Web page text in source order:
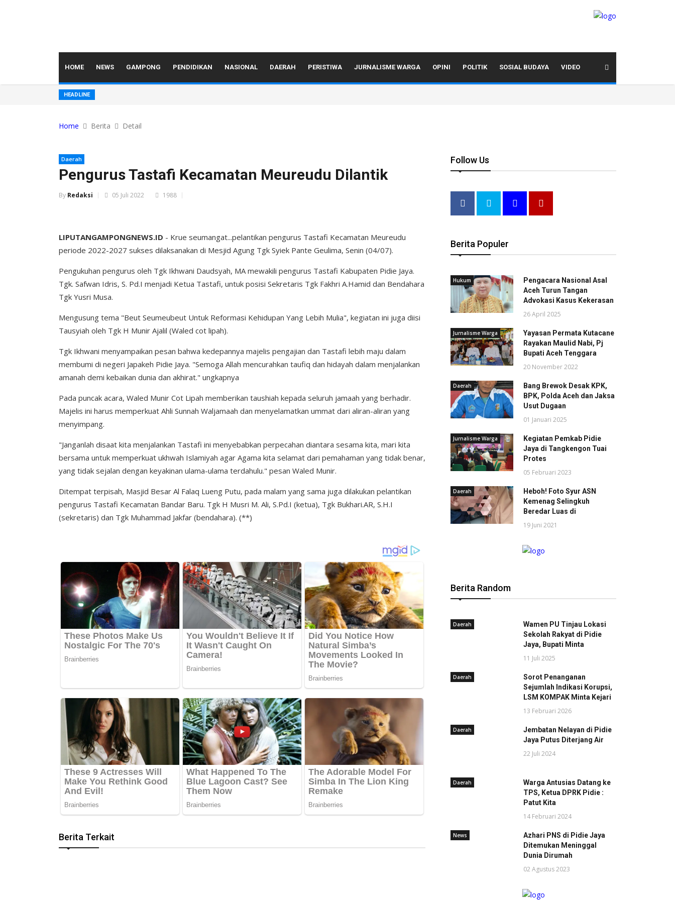
HOME NEWS GAMPONG PENDIDIKAN NASIONAL DAERAH PERISTIWA JURNALISME WARGA OPINI POLITIK SOSIAL BUDAYA VIDEO
HEADLINE
Home Berita Detail
Daerah
Pengurus Tastafi Kecamatan Meureudu Dilantik
By Redaksi 05 Juli 2022 1988
LIPUTANGAMPONGNEWS.ID - Krue seumangat...pelantikan pengurus Tastafi Kecamatan Meureudu
periode 2022-2027 sukses dilaksanakan di Mesjid Agung Tgk Syiek Pante Geulima, Senin (04/07).
Pengukuhan pengurus oleh Tgk Ikhwani Daudsyah, MA mewakili pengurus Tastafi Kabupaten Pidie Jaya.
Tgk. Safwan Idris, S. Pd.I menjadi Ketua Tastafi, untuk posisi Sekretaris Tgk Fakhri A.Hamid dan Bendahara
Tgk Yusri Musa.
Mengusung tema "Beut Seumeubeut Untuk Reformasi Kehidupan Yang Lebih Mulia", kegiatan ini juga diisi
Tausyiah oleh Tgk H Munir Ajalil (Waled cot lipah).
Tgk Ikhwani menyampaikan pesan bahwa kedepannya majelis pengajian dan Tastafi lebih maju dalam
membumi di negeri Japakeh Pidie Jaya. "Semoga Allah mencurahkan taufiq dan hidayah dalam menjalankan
amanah demi kebaikan dunia dan akhirat." ungkapnya
Pada puncak acara, Waled Munir Cot Lipah memberikan taushiah kepada seluruh jamaah yang berhadir.
Majelis ini harus memperkuat Ahli Sunnah Waljamaah dan menyelamatkan ummat dari aliran-aliran yang
menyimpang.
"Janganlah disaat kita menjalankan Tastafi ini menyebabkan perpecahan diantara sesama kita, mari kita
bersama untuk memperkuat ukhwah Islamiyah agar Agama kita selamat dari pemahaman yang tidak benar,
yang tidak sejalan dengan keyakinan ulama-ulama terdahulu." pesan Waled Munir.
Ditempat terpisah, Masjid Besar Al Falaq Lueng Putu, pada malam yang sama juga dilakukan pelantikan
pengurus Tastafi Kecamatan Bandar Baru. Tgk H Musri M. Ali, S.Pd.I (ketua), Tgk Bukhari.AR, S.H.I
(sekretaris) dan Tgk Muhammad Jakfar (bendahara). (**)
Berita Terkait
Follow Us
Berita Populer
Hukum
Pengacara Nasional Asal
Aceh Turun Tangan
Advokasi Kasus Kekerasan
26 April 2025
Jurnalisme Warga
Yayasan Permata Kutacane
Rayakan Maulid Nabi, Pj
Bupati Aceh Tenggara
20 November 2022
Daerah
Bang Brewok Desak KPK,
BPK, Polda Aceh dan Jaksa
Usut Dugaan
01 Januari 2025
Jurnalisme Warga
Kegiatan Pemkab Pidie
Jaya di Tangkengon Tuai
Protes
05 Februari 2023
Daerah
Heboh! Foto Syur ASN
Kemenag Selingkuh
Beredar Luas di
19 Juni 2021
Berita Random
Daerah
Wamen PU Tinjau Lokasi
Sekolah Rakyat di Pidie
Jaya, Bupati Minta
11 Juli 2025
Daerah
Sorot Penanganan
Sejumlah Indikasi Korupsi,
LSM KOMPAK Minta Kejari
13 Februari 2026
Daerah
Jembatan Nelayan di Pidie
Jaya Putus Diterjang Air
22 Juli 2024
Daerah
Warga Antusias Datang ke
TPS, Ketua DPRK Pidie :
Patut Kita
14 Februari 2024
News
Azhari PNS di Pidie Jaya
Ditemukan Meninggal
Dunia Dirumah
02 Agustus 2023